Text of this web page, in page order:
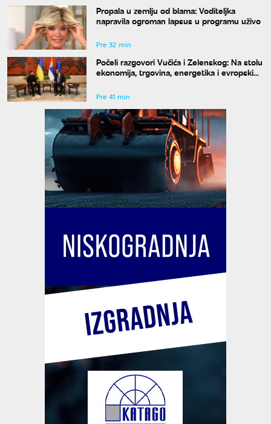
Propala u zemlju od blama: Voditeljka
napravila ogroman lapsus u programu uživo
Pre 32 min
Počeli razgovori Vučića i Zelenskog: Na stolu
ekonomija, trgovina, energetika i evropski
Pre 41 min